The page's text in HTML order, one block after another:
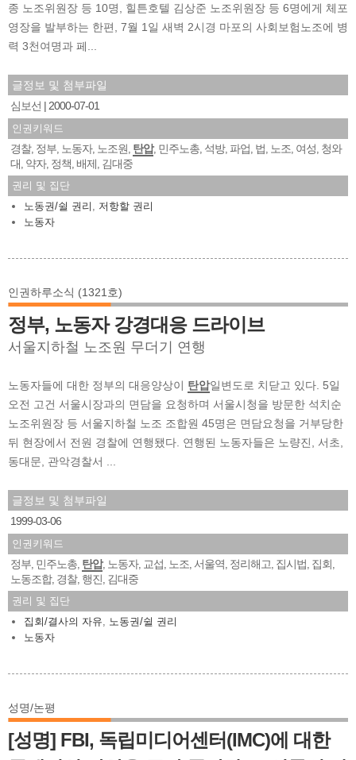
종 노조위원장 등 10명, 힐튼호텔 김상준 노조위원장 등 6명에게 체포
영장을 발부하는 한편, 7월 1일 새벽 2시경 마포의 사회보험노조에 병
력 3천여명과 페...
글정보 및 첨부파일
심보선
2000-07-01
인권키워드
경찰, 정부 노동자, 노조원 탄압, 민주노총 석방, 파업 법 노조 여성 청와
대 약자, 정책 배제 김대중
권리 및 집단
노동권/쉴 권리
저항할 권리
노동자
인권하루소식 (1321호)
정부, 노동자 강경대응 드라이브
서울지하철 노조원 무더기 연행
노동자들에 대한 정부의 대응양상이 탄압일변도로 치닫고 있다. 5일
오전 고건 서울시장과의 면담을 요청하며 서울시청을 방문한 석치순
노조위원장 등 서울지하철 노조 조합원 45명은 면담요청을 거부당한
뒤 현장에서 전원 경찰에 연행됐다. 연행된 노동자들은 노량진, 서초,
동대문, 관악경찰서 ...
글정보 및 첨부파일
1999-03-06
인권키워드
정부 민주노총 탄압, 노동자, 교섭 노조 서울역 정리해고 집시법 집회
노동조합, 경찰, 행진 김대중
권리 및 집단
집회/결사의 자유
노동권/쉴 권리
노동자
성명/논평
[성명] FBI, 독립미디어센터(IMC)에 대한